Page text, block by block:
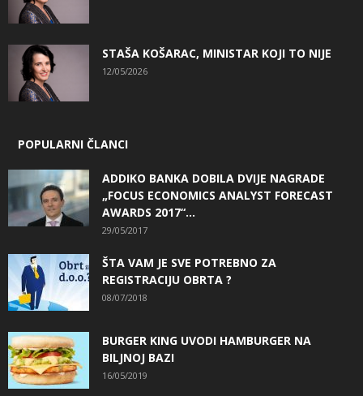
STAŠA KOŠARAC, MINISTAR KOJI TO NIJE
12/05/2026
POPULARNI ČLANCI
ADDIKO BANKA DOBILA DVIJE NAGRADE
„FOCUS ECONOMICS ANALYST FORECAST
AWARDS 2017“...
29/05/2017
ŠTA VAM JE SVE POTREBNO ZA
REGISTRACIJU OBRTA ?
08/07/2018
BURGER KING UVODI HAMBURGER NA
BILJNOJ BAZI
16/05/2019